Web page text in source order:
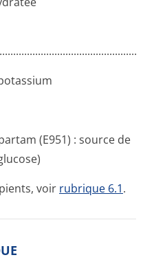
(E951) : source de
voir rubrique 6.1.